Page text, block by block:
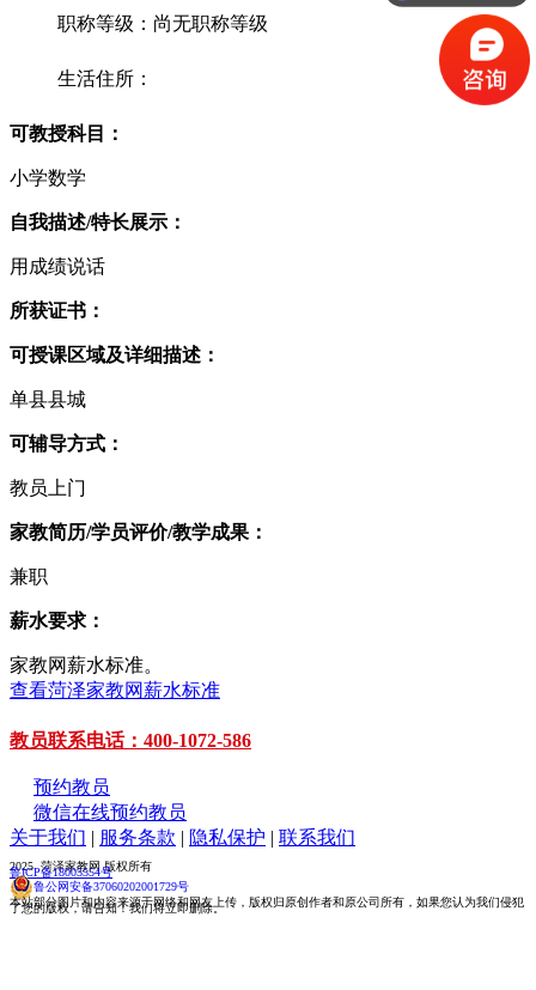
职称等级：尚无职称等级
生活住所：
可教授科目：
小学数学
自我描述/特长展示：
用成绩说话
所获证书：
可授课区域及详细描述：
单县县城
可辅导方式：
教员上门
家教简历/学员评价/教学成果：
兼职
薪水要求：
家教网薪水标准。
查看菏泽家教网薪水标准
教员联系电话：400-1072-586
预约教员
微信在线预约教员
关于我们 | 服务条款 | 隐私保护 | 联系我们
2025 菏泽家教网 版权所有
鲁ICP备18005554号
鲁公网安备37060202001729号
本站部分图片和内容来源于网络和网友上传，版权归原创作者和原公司所有，如果您认为我们侵犯
了您的版权，请告知！我们将立即删除。